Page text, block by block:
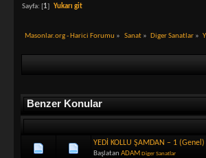
Sayfa: [1]Yukarı git
Masonlar.org - Harici Forumu » Sanat» Diger Sanatlar »
Benzer Konular
YEDİ KOLLU ŞAMDAN – 1 (Genel)
BaşlatanADAM Diger Sanatlar